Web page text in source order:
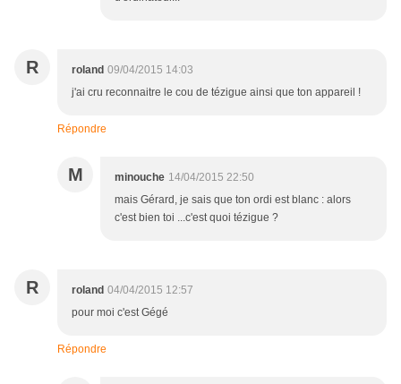
R roland 09/04/2015 14:03
j'ai cru reconnaitre le cou de tézigue ainsi que ton appareil !
Répondre
M minouche 14/04/2015 22:50
mais Gérard, je sais que ton ordi est blanc : alors
c'est bien toi ...c'est quoi tézigue ?
R roland 04/04/2015 12:57
pour moi c'est Gégé
Répondre